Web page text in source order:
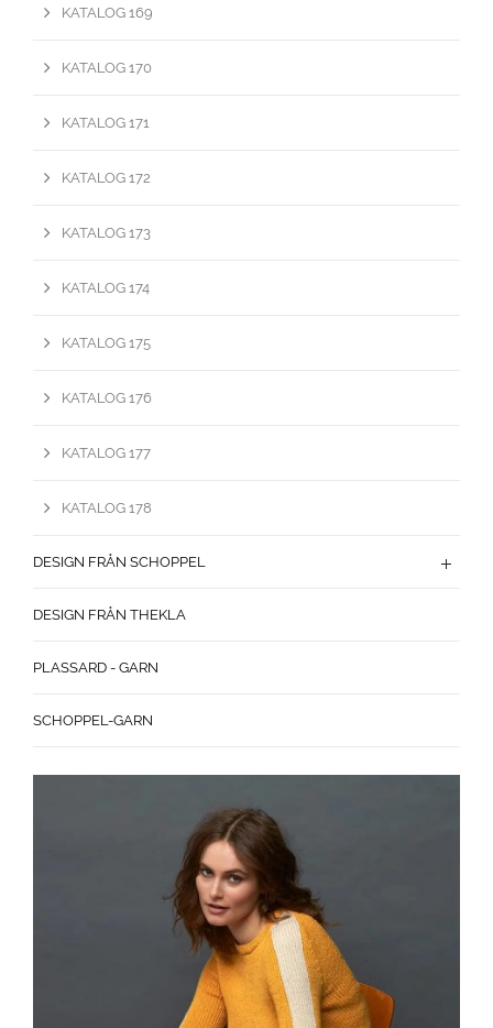
KATALOG 169
KATALOG 170
KATALOG 171
KATALOG 172
KATALOG 173
KATALOG 174
KATALOG 175
KATALOG 176
KATALOG 177
KATALOG 178
DESIGN FRÅN SCHOPPEL
DESIGN FRÅN THEKLA
PLASSARD - GARN
SCHOPPEL-GARN